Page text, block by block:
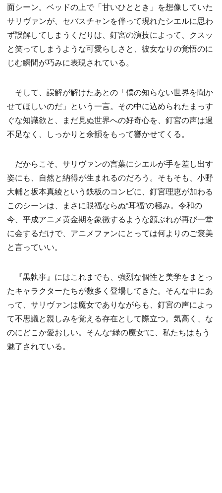
面シーン。ベッドの上で「甘いひととき」を想像していた
サリヴァンが、セバスチャンを伴って現れたシエルに思わ
ず誤解してしまうくだりは、釘宮の演技によって、クスッ
と笑ってしまうような可愛らしさと、彼女なりの覚悟のに
じむ瞬間が巧みに表現されている。
そして、誤解が解けたあとの「僕の知らない世界を聞か
せてほしいのだ」という一言。その中に込められたまっす
ぐな知識欲と、まだ見ぬ世界への好奇心を、釘宮の声は過
不足なく、しっかりと余韻をもって響かせてくる。
だからこそ、サリヴァンの言葉にシエルが手を差し出す
姿にも、自然と納得が生まれるのだろう。そもそも、小野
大輔と坂本真綾という鉄板のコンビに、釘宮理恵が加わる
このシーンは、まさに眼福ならぬ“耳福”の極み。令和の
今、平成アニメ黄金期を象徴するような顔ぶれが再び一堂
に会するだけで、アニメファンにとっては何よりのご褒美
と言っていい。
『黒執事』にはこれまでも、強烈な個性と美学をまとっ
たキャラクターたちが数多く登場してきた。そんな中にあ
って、サリヴァンは魔女でありながらも、釘宮の声によっ
て不思議と親しみを覚える存在として際立つ。気高く、な
のにどこか愛おしい。そんな“緑の魔女”に、私たちはもう
魅了されている。